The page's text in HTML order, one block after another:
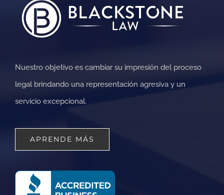
Nuestro objetivo es cambiar su impresión del proceso
legal brindando una representación agresiva y un
servicio excepcional.
APRENDE MÁS